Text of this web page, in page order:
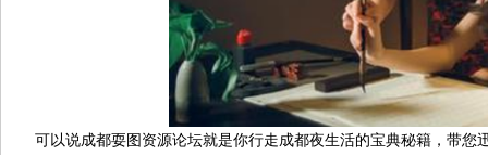
可以说成都耍图资源论坛就是你行走成都夜生活的宝典秘籍，带您